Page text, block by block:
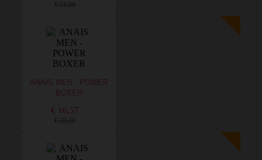
€ 11,00
ANAIS MEN - POWER
BOXER
€ 16,57
€ 20,16